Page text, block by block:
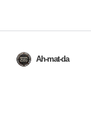
Ah-mat-da